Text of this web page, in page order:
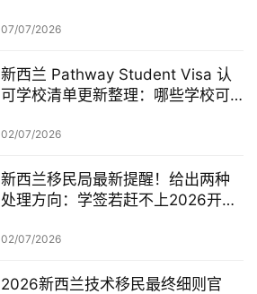
07/07/2026
新西兰 Pathway Student Visa 认
可学校清单更新整理：哪些学校可
02/07/2026
新西兰移民局最新提醒！给出两种
处理方向：学签若赶不上2026开
02/07/2026
2026新西兰技术移民最终细则官